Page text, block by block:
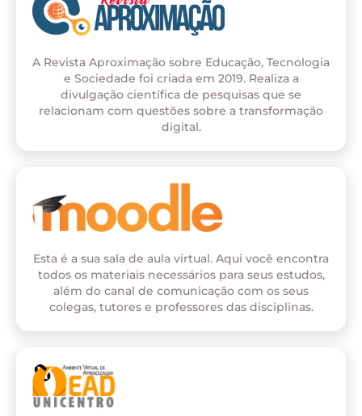
A Revista Aproximação sobre Educação, Tecnologia
e Sociedade foi criada em 2019. Realiza a
divulgação científica de pesquisas que se
relacionam com questões sobre a transformação
digital.
Esta é a sua sala de aula virtual. Aqui você encontra
todos os materiais necessários para seus estudos,
além do canal de comunicação com os seus
colegas, tutores e professores das disciplinas.